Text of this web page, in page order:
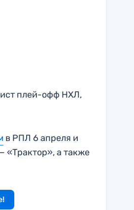
плей-офф НХЛ,
в РПЛ 6 апреля и
«Трактор», а также